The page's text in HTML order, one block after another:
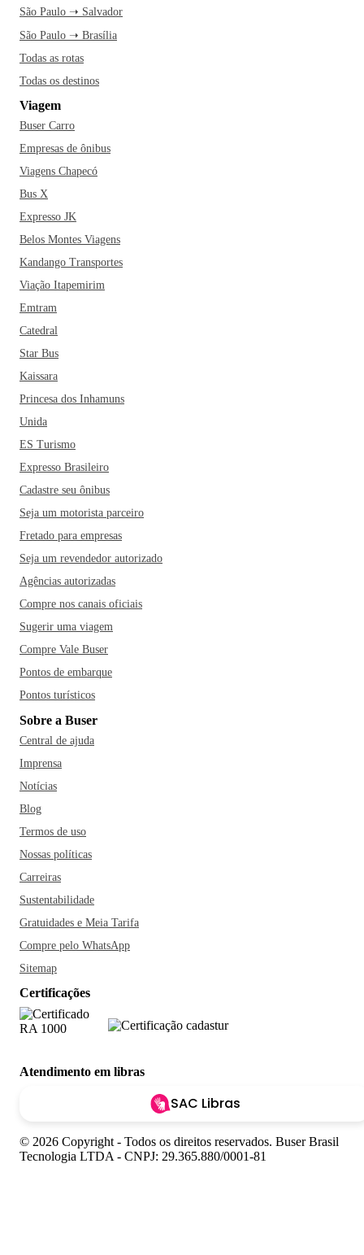
São Paulo ➝ Salvador
São Paulo ➝ Brasília
Todas as rotas
Todas os destinos
Viagem
Buser Carro
Empresas de ônibus
Viagens Chapecó
Bus X
Expresso JK
Belos Montes Viagens
Kandango Transportes
Viação Itapemirim
Emtram
Catedral
Star Bus
Kaissara
Princesa dos Inhamuns
Unida
ES Turismo
Expresso Brasileiro
Cadastre seu ônibus
Seja um motorista parceiro
Fretado para empresas
Seja um revendedor autorizado
Agências autorizadas
Compre nos canais oficiais
Sugerir uma viagem
Compre Vale Buser
Pontos de embarque
Pontos turísticos
Sobre a Buser
Central de ajuda
Imprensa
Notícias
Blog
Termos de uso
Nossas políticas
Carreiras
Sustentabilidade
Gratuidades e Meia Tarifa
Compre pelo WhatsApp
Sitemap
Certificações
Atendimento em libras
SAC Libras
© 2026 Copyright - Todos os direitos reservados. Buser Brasil
Tecnologia LTDA - CNPJ: 29.365.880/0001-81